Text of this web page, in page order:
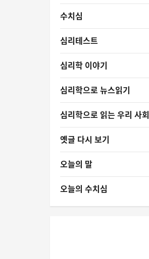
수치심
심리테스트
심리학 이야기
심리학으로 뉴스읽기
심리학으로 읽는 우리 사회
옛글 다시 보기
오늘의 말
오늘의 수치심